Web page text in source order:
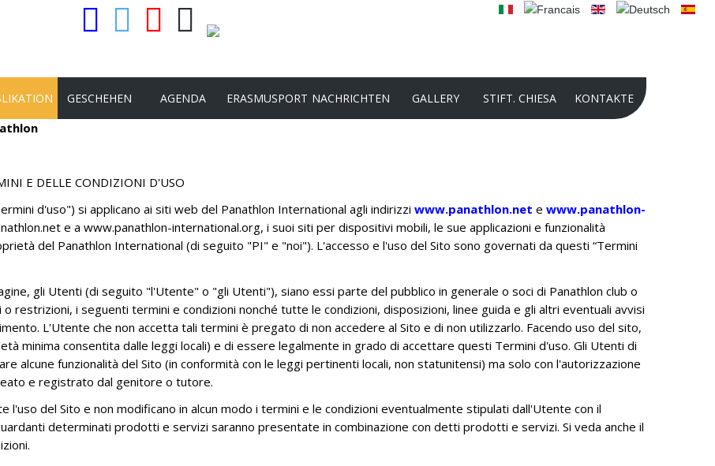
INTERNATIONALER PRÄSIDENT
PRÄSIDENTENAUSSCHUSS
ABSCHLUSSPRÜFERAUSSCHUSS
VERFASSUNG UND SCHIEDSGERICHT
SCHATZMEISTER
GENERALSEKRETÄR
GENERALSEKRETARIAT
FAIR PLAY
SPORT UND ETHIK
SPORT UND INTEGRATION
SPORT UND JUGEND
2026
GESCHEHEN
23. INTERNATIONALER KONGRESS –
52. ORDENTLICHE UND
AUSSERORDENTLICHE
GENERALVERSAMMLUNG – GENT
VOM 4. BIS 6. JUNI 2026
AUSSERORDENTLICHE
GENERALVERSAMMLUNG_ 24.
MAI_ONLINE
AUSSERORDENTLICHEN
GENERALVERSAMMLUNG - SAMSTAG,
DEN 14. DEZEMBER UM 15:00 UHR
(CET)
ORDINARY AND ELECTIVE GENERAL
AGENDA ERASMUSPORT NACHRICHTEN GALLERY STIFT. CHIESA
COMPETITION 2024
PHOTO CONTEST 2024
PRÄSENTATION DER STIFTUNG 2022
GESCHICHTE DER KULTURSTIFTUNG
PANATHLON INTERNATIONAL -
DOMENICO CHIESA
INTERNATIONAL AUDIO-VIDEO
COMPETITION 2024
DER INTERNATIONALE
KONTAKTE
E DELLE CONDIZIONI D'USO
d'uso") si applicano ai siti web del Panathlon International agli indirizzi www.panathlon.net e www.panathlon-
e a www.panathlon-international.org, i suoi siti per dispositivi mobili, le sue applicazioni e funzionalità
del Panathlon International (di seguito "PI" e "noi"). L'accesso e l'uso del Sito sono governati da questi “Termini
gli Utenti (di seguito "l'Utente" o "gli Utenti"), siano essi parte del pubblico in generale o soci di Panathlon club o
o restrizioni, i seguenti termini e condizioni nonché tutte le condizioni, disposizioni, linee guida e gli altri eventuali avvisi
L'Utente che non accetta tali termini è pregato di non accedere al Sito e di non utilizzarlo. Facendo uso del sito,
minima consentita dalle leggi locali) e di essere legalmente in grado di accettare questi Termini d'uso. Gli Utenti di
alcune funzionalità del Sito (in conformità con le leggi pertinenti locali, non statunitensi) ma solo con l'autorizzazione
e registrato dal genitore o tutore.
l'uso del Sito e non modificano in alcun modo i termini e le condizioni eventualmente stipulati dall'Utente con il
determinati prodotti e servizi saranno presentate in combinazione con detti prodotti e servizi. Si veda anche il